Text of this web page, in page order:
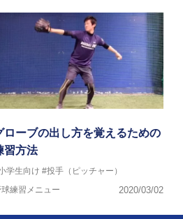
ローブの出し方を覚えるための
習方法
学生向け #投手（ピッチャー）
球練習メニュー
2020/03/02